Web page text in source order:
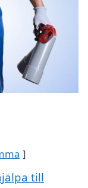
till